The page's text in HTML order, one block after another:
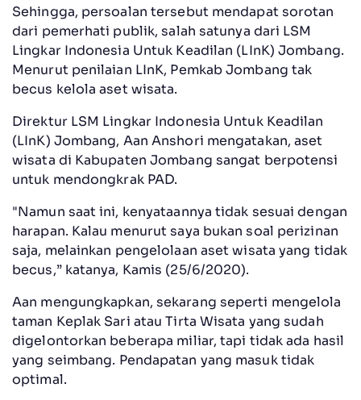
Sehingga, persoalan tersebut mendapat sorotan
dari pemerhati publik, salah satunya dari LSM
Lingkar Indonesia Untuk Keadilan (LInK) Jombang.
Menurut penilaian LInK, Pemkab Jombang tak
becus kelola aset wisata.
Direktur LSM Lingkar Indonesia Untuk Keadilan
(LInK) Jombang, Aan Anshori mengatakan, aset
wisata di Kabupaten Jombang sangat berpotensi
untuk mendongkrak PAD.
"Namun saat ini, kenyataannya tidak sesuai dengan
harapan. Kalau menurut saya bukan soal perizinan
saja, melainkan pengelolaan aset wisata yang tidak
becus,” katanya, Kamis (25/6/2020).
Aan mengungkapkan, sekarang seperti mengelola
taman Keplak Sari atau Tirta Wisata yang sudah
digelontorkan beberapa miliar, tapi tidak ada hasil
yang seimbang. Pendapatan yang masuk tidak
optimal.